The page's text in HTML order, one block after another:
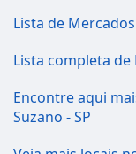
Lista de
Lista completa de
Encontre aqui
Suzano - SP